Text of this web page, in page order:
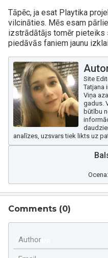
Tāpēc, ja esat Playtika
vilcināties. Mēs esam
izstrādātājs tomēr pieteiks
piedāvās faniem jaunu
Site
Tatjana
Viņa
gadus.
būtību
analīzes, uzsvars tiek likts uz
Comments (0)
Author